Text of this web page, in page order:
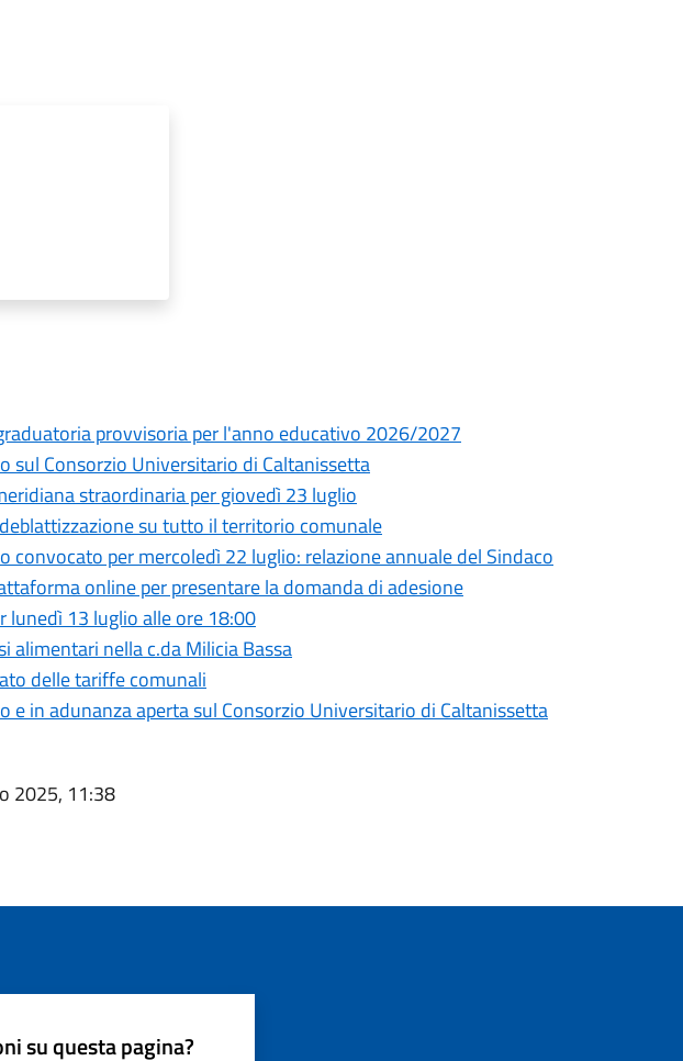
provvisoria per l'anno educativo 2026/2027
sul Consorzio Universitario di Caltanissetta
straordinaria per giovedì 23 luglio
su tutto il territorio comunale
convocato per mercoledì 22 luglio: relazione annuale del Sindaco
online per presentare la domanda di adesione
lunedì 13 luglio alle ore 18:00
alimentari nella c.da Milicia Bassa
delle tariffe comunali
e in adunanza aperta sul Consorzio Universitario di Caltanissetta
2025, 11:38
su questa pagina?